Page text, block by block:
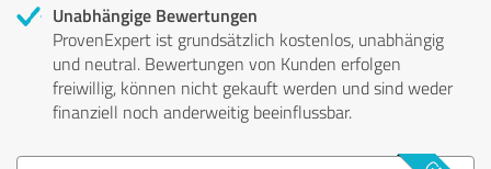
Unabhängige Bewertungen
ProvenExpert ist grundsätzlich kostenlos, unabhängig
und neutral. Bewertungen von Kunden erfolgen
freiwillig, können nicht gekauft werden und sind weder
finanziell noch anderweitig beeinflussbar.